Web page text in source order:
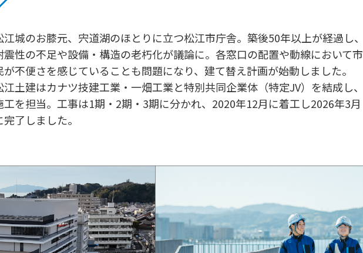
江城のお膝元、宍道湖のほとりに立つ松江市庁舎。築後50年以上が経過し、
震性の不足や設備・構造の老朽化が議論に。各窓口の配置や動線において市
が不便さを感じていることも問題になり、建て替え計画が始動しました。
江土建はカナツ技建工業・一畑工業と特別共同企業体（特定JV）を結成し、
工を担当。工事は1期・2期・3期に分かれ、2020年12月に着工し2026年3月
完了しました。